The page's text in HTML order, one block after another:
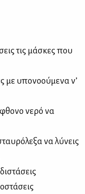
τις μάσκες που
με υπονοούμενα ν’
νερό να
να λύνεις